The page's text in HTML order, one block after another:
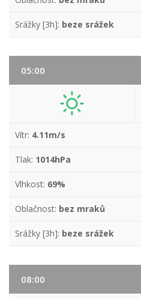
Srážky [3h]: beze srážek
05:00
Vítr: 4.11m/s
Tlak: 1014hPa
Vlhkost: 69%
Oblačnost: bez mraků
Srážky [3h]: beze srážek
08:00